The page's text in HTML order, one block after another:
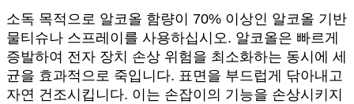
소독 목적으로 알코올 함량이 70% 이상인 알코올 기반
물티슈나 스프레이를 사용하십시오. 알코올은 빠르게
증발하여 전자 장치 손상 위험을 최소화하는 동시에 세
균을 효과적으로 죽입니다. 표면을 부드럽게 닦아내고
자연 건조시킵니다. 이는 손잡이의 기능을 손상시키지